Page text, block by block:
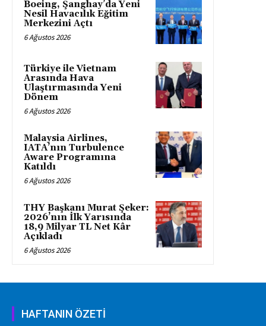
Boeing, Şanghay’da Yeni
Nesil Havacılık Eğitim
Merkezini Açtı
6 Ağustos 2026
Türkiye ile Vietnam
Arasında Hava
Ulaştırmasında Yeni
Dönem
6 Ağustos 2026
Malaysia Airlines,
IATA’nın Turbulence
Aware Programına
Katıldı
6 Ağustos 2026
THY Başkanı Murat Şeker:
2026’nın İlk Yarısında
18,9 Milyar TL Net Kâr
Açıkladı
6 Ağustos 2026
HAFTANIN ÖZETİ